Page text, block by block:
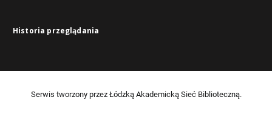
Historia przeglądania
Serwis tworzony przez Łódzką Akademicką Sieć Biblioteczną.